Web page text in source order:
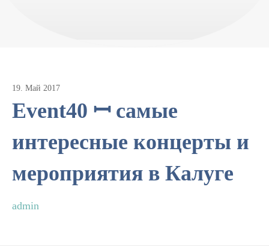
19. Май 2017
Event40 ꟷ самые
интересные концерты и
мероприятия в Калуге
admin